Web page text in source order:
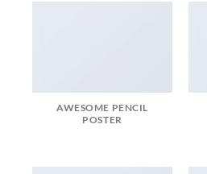
AWESOME PENCIL
POSTER